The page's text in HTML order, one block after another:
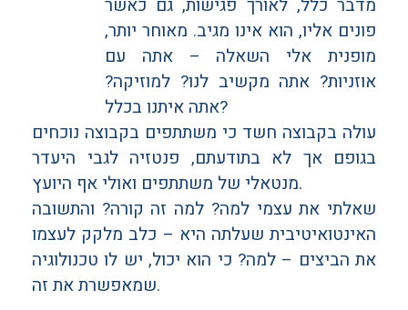
מדבר כלל, לאורך פגישות, גם כאשר
פונים אליו, הוא אינו מגיב. מאוחר יותר,
מופנית אלי השאלה – אתה עם
אוזניות? אתה מקשיב לנו? למוזיקה?
אתה איתנו בכלל?
עולה בקבוצה חשד כי משתתפים בקבוצה נוכחים
בגופם אך לא בתודעתם, פנטזיה לגבי היעדר
מנטאלי של משתתפים ואולי אף היועץ.
שאלתי את עצמי למה? למה זה קורה? והתשובה
האינטואיטיבית שעלתה היא – כלב מלקק לעצמו
את הביצים – למה? כי הוא יכול, יש לו טכנולוגיה
שמאפשרת את זה.